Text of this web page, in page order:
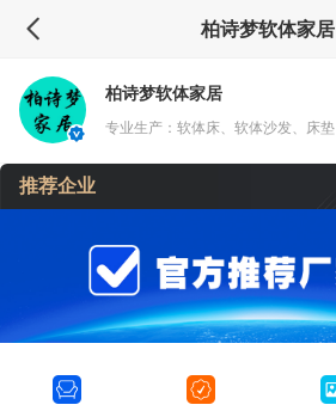
柏诗梦软体家居
柏诗梦软体家居
专业生产：软体床、软体沙发、床垫
推荐企业